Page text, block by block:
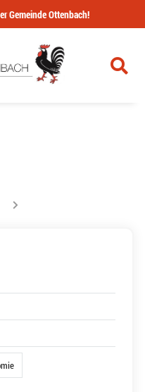
Gemeinde Ottenbach!
la page
êtes sur la page